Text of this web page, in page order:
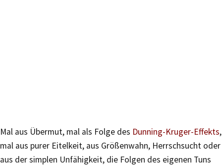
Mal aus Übermut, mal als Folge des Dunning-Kruger-Effekts,
mal aus purer Eitelkeit, aus Größenwahn, Herrschsucht oder
aus der simplen Unfähigkeit, die Folgen des eigenen Tuns